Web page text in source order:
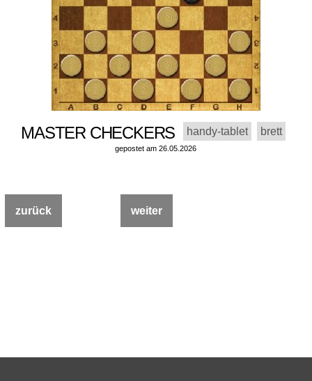
MASTER CHECKERS handy-tablet brett
gepostet am 26.05.2026
zurück weiter